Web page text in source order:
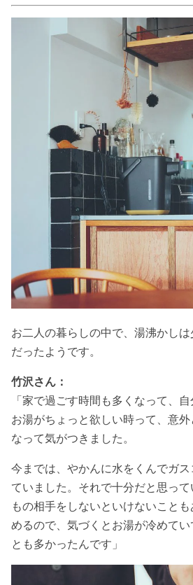
お二人の暮らしの中で、湯沸かし
だったようです。
竹沢さん：
「家で過ごす時間も多くなって、
お湯がちょっと欲しい時って、意
なって気がつきました。
今までは、やかんに水をくんでガ
ていました。それで十分だと思っ
もの相手をしないといけないこと
めるので、気づくとお湯が冷めて
とも多かったんです」